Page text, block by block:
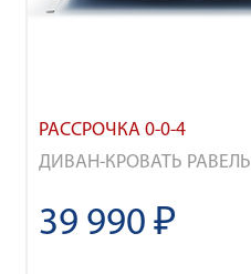
РАССРОЧКА 0-0-4
ДИВАН-КРОВАТЬ РАВЕЛЬ
39 990 ₽